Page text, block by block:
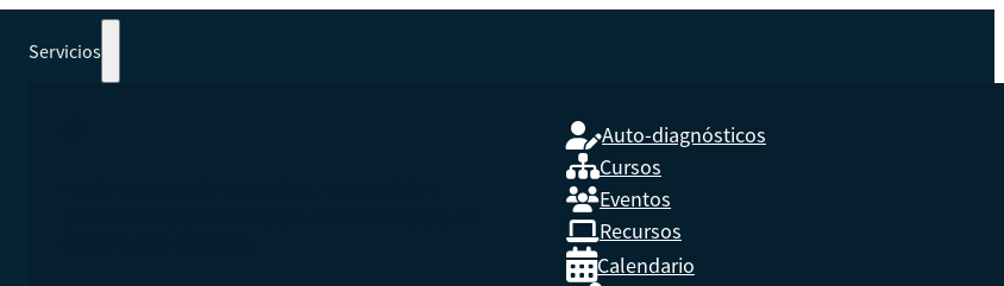
Servicios
Auto-diagnósticos
Cursos
Eventos
Recursos
Calendario